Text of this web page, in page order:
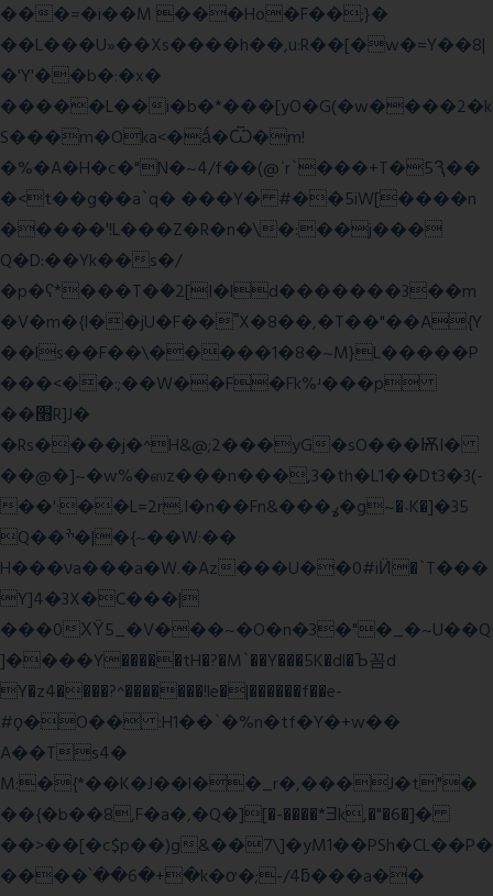
���=�i��M ���Ho�F��;}�
��L���U»��Xs����h��,u:R��[�w�=Y��8|
�'Y'��b�:�x�
�����L��i�b�*���[yO�G(�w����2�k
S���m�Oka<�ǻ�Ѿ�m!
�%�A�H�c�"N�~4/f��(@ʿr`���+T�5Ԇ��
�<t��g��a`q� ���Y� #��5iW[����n
�����'!L���Z�R�n�\�:��j���
Q�D:��Yk��s�/
�p�ʕ*���T�ؘ�2[I�ld�������3��m
�V�m�{I��jU�F��˭X�8��,�T��"��A{Y
��ls��F��\�����1�8�~M}L�����P
���<��:;��W��F�Fk%ʴ���p
��׫R]J�
�Rs����j�^H&@;2���yG�sO���ѬI�
��@�]~�w%�ஸz���n���,3�th�L1��Dt3�3(-
��':��L=2r.I�n��Fn&���ߩ�g~�˴K�]�35
Q��ׯ�|�{~��W:��
H���νa���a�W.�Az���U��0#iӤ�`T���
Y]4�3X�C���|
���0ХΫ5_�V���~�O�n�3�"�_�~U��Q
]����Y�����tH�?�M`��Y���5K�dl�Ъ꼼d
Y�z4����?^�������!le�|������f��e-
#ϙ�O�� :H1��`�%n�tf�Y�+w��
A��Ts4�
M:�{*��K�J��l��_r�,���J�t"�
��{�b��8,F�a�,�Q�][�-����*Ǝk,�"�6�]�
��>��[�c$p��)g&��7\]�yM1��PSh�CL��P�
����՝��6�+�k�ơ�;-/4ƃ���a��